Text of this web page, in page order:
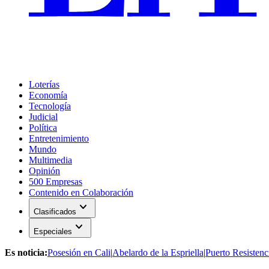
Loterías
Economía
Tecnología
Judicial
Política
Entretenimiento
Mundo
Multimedia
Opinión
500 Empresas
Contenido en Colaboración
Clasificados expand_more
Especiales expand_more
Es noticia:Posesión en Cali|Abelardo de la Espriella|Puerto